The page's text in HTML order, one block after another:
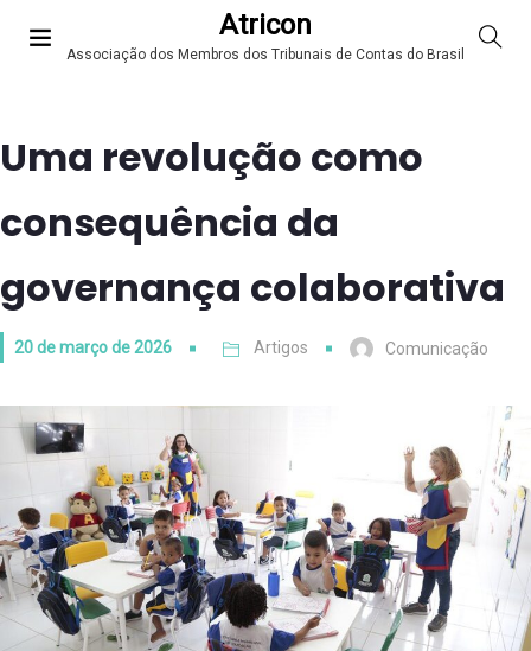
Atricon
Associação dos Membros dos Tribunais de Contas do Brasil
Uma revolução como
consequência da
governança colaborativa
20 de março de 2026 Artigos Comunicação